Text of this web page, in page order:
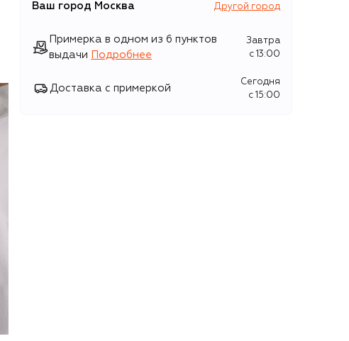
Ваш город Москва Другой город
Примерка в одном из 6 пунктов
выдачи
Подробнее
Завтра
c 13:00
Доставка с примеркой
Сегодня
c 15:00